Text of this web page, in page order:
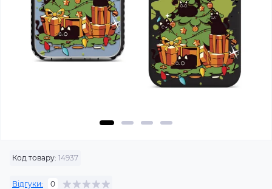
Код товару: 14937
Відгуки: 0